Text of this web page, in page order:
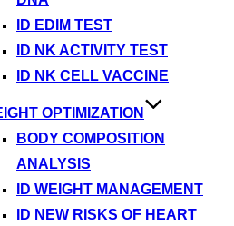
ID EDIM TEST
ID NK ACTIVITY TEST
ID NK CELL VACCINE
OPTIMIZATION
BODY COMPOSITION
ANALYSIS
ID WEIGHT MANAGEMENT
ID NEW RISKS OF HEART